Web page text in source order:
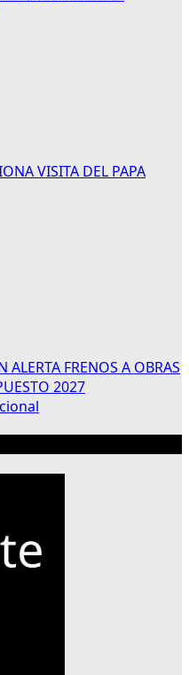
VISITA DEL PAPA
ALERTA FRENOS A OBRAS
2027